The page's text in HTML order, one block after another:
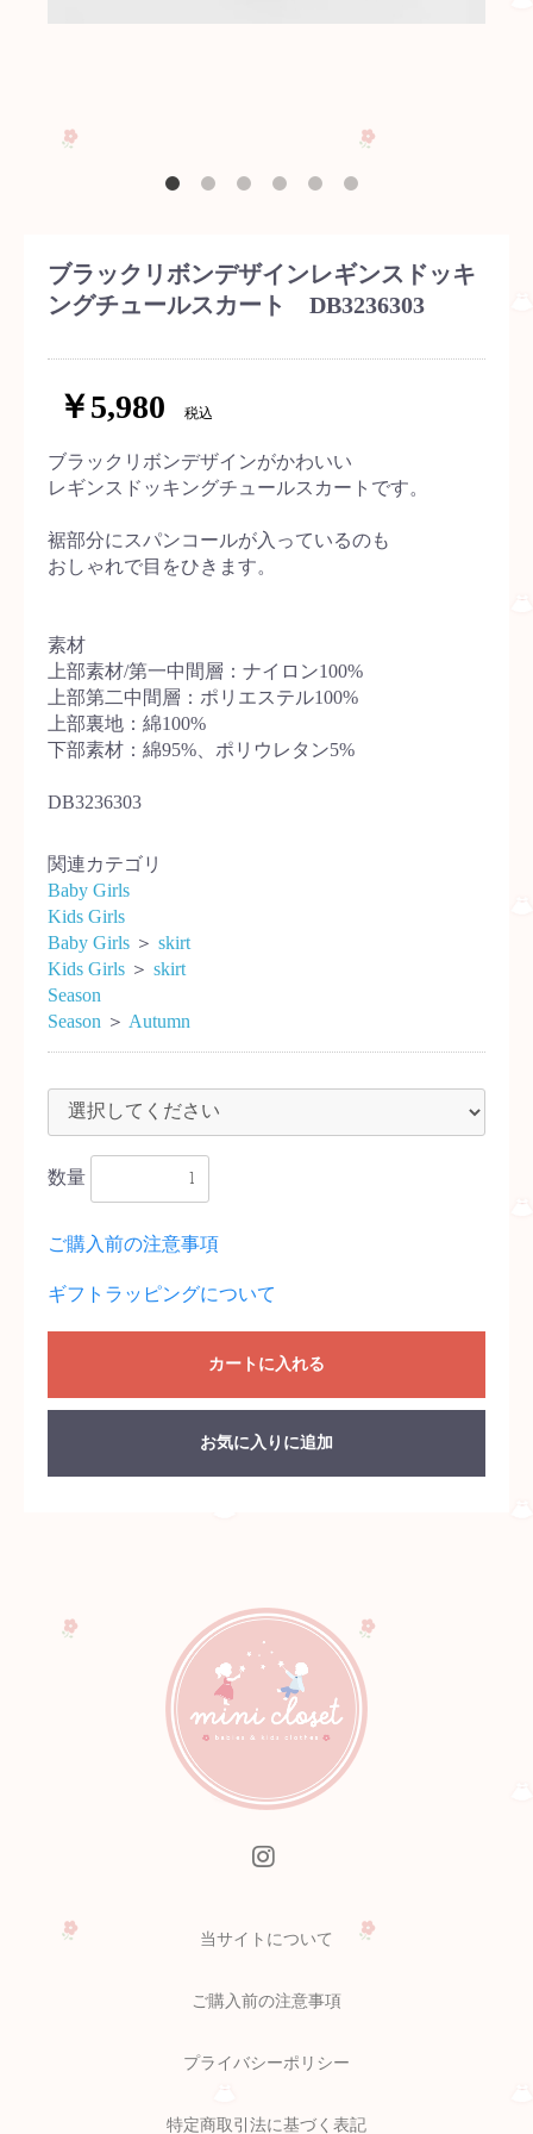
ブラックリボンデザインレギンスドッキ
ングチュールスカート DB3236303
￥5,980 税込
ブラックリボンデザインがかわいい
レギンスドッキングチュールスカートです。
裾部分にスパンコールが入っているのも
おしゃれで目をひきます。
素材
上部素材/第一中間層：ナイロン100%
上部第二中間層：ポリエステル100%
上部裏地：綿100%
下部素材：綿95%、ポリウレタン5%
DB3236303
関連カテゴリ
Baby Girls
Kids Girls
Baby Girls ＞ skirt
Kids Girls ＞ skirt
Season
Season ＞ Autumn
数量
ご購入前の注意事項
ギフトラッピングについて
カートに入れる
お気に入りに追加
当サイトについて
ご購入前の注意事項
プライバシーポリシー
特定商取引法に基づく表記